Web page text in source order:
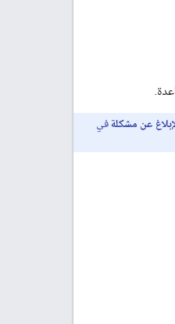
عن مشكلة في